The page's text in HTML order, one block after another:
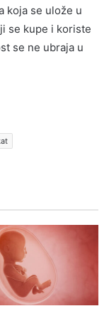
koja se ulože u
se kupe i koriste
se ne ubraja u